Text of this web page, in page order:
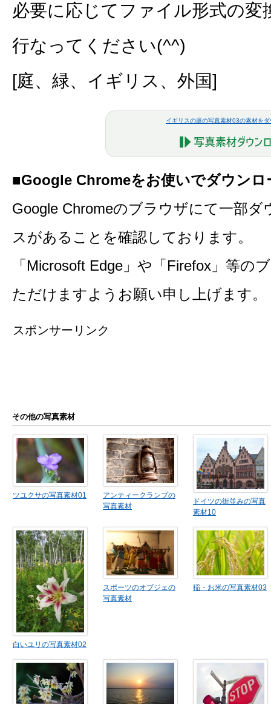
必要に応じてファイル形式の変
行なってください(^^)
[庭、緑、イギリス、外国]
イギリスの庭の写真素材03の素材を
■Google Chromeをお使いでダウンロ
Google Chromeのブラウザにて一部
スがあることを確認しております。
「Microsoft Edge」や「Firefox」等の
ただけますようお願い申し上げます。
スポンサーリンク
その他の写真素材
ツユクサの写真素材01
アンティークランプの
写真素材
ドイツの街並みの写真
素材10
白いユリの写真素材02
スポーツのオブジェの
写真素材
稲・お米の写真素材03